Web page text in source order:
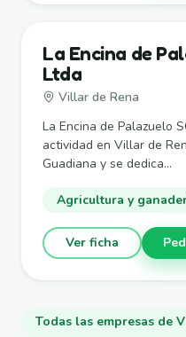
La Encina de
Ltda
Villar de Rena
La Encina de Palazuelo
actividad en Villar de
Guadiana y se dedica...
Agricultura y
Ver ficha
Todas las empresas de